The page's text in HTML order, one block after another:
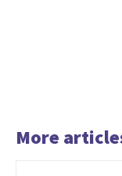
More